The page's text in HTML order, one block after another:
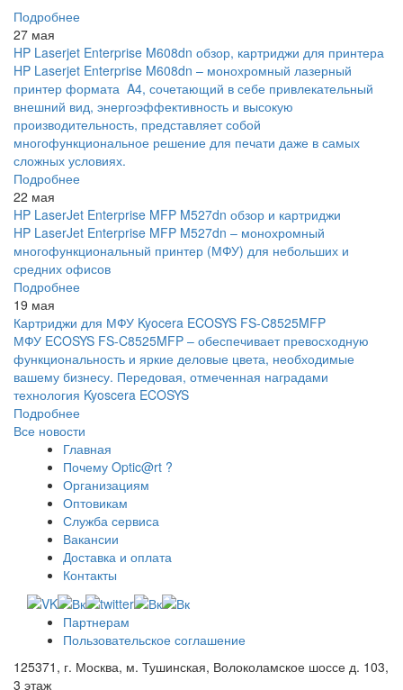
Подробнее
27 мая
HP Laserjet Enterprise M608dn обзор, картриджи для принтера
HP Laserjet Enterprise M608dn – монохромный лазерный
принтер формата A4, сочетающий в себе привлекательный
внешний вид, энергоэффективность и высокую
производительность, представляет собой
многофункциональное решение для печати даже в самых
сложных условиях.
Подробнее
22 мая
HP LaserJet Enterprise MFP M527dn обзор и картриджи
HP LaserJet Enterprise MFP M527dn – монохромный
многофункциональный принтер (МФУ) для небольших и
средних офисов
Подробнее
19 мая
Картриджи для МФУ Kyocera ECOSYS FS-C8525MFP
МФУ ECOSYS FS-C8525MFP – обеспечивает превосходную
функциональность и яркие деловые цвета, необходимые
вашему бизнесу. Передовая, отмеченная наградами
технология Kyoscera ECOSYS
Подробнее
Все новости
Главная
Почему Optic@rt ?
Организациям
Оптовикам
Служба сервиса
Вакансии
Доставка и оплата
Контакты
Партнерам
Пользовательское соглашение
125371, г. Москва, м. Тушинская, Волоколамское шоссе д. 103,
3 этаж